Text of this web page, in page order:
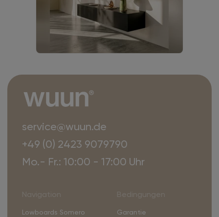
service@wuun.de
+49 (0) 2423 9079790
Mo.- Fr.: 10:00 - 17:00 Uhr
Lowboards Somero
Garantie